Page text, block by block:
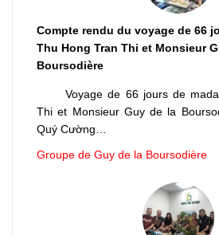
Compte rendu du voyage de 66
Thu Hong Tran Thi et Monsieur
Boursodière
Voyage de 66 jours de
Thi et Monsieur Guy de la
Quý Cường…
Groupe de Guy de la Boursodière